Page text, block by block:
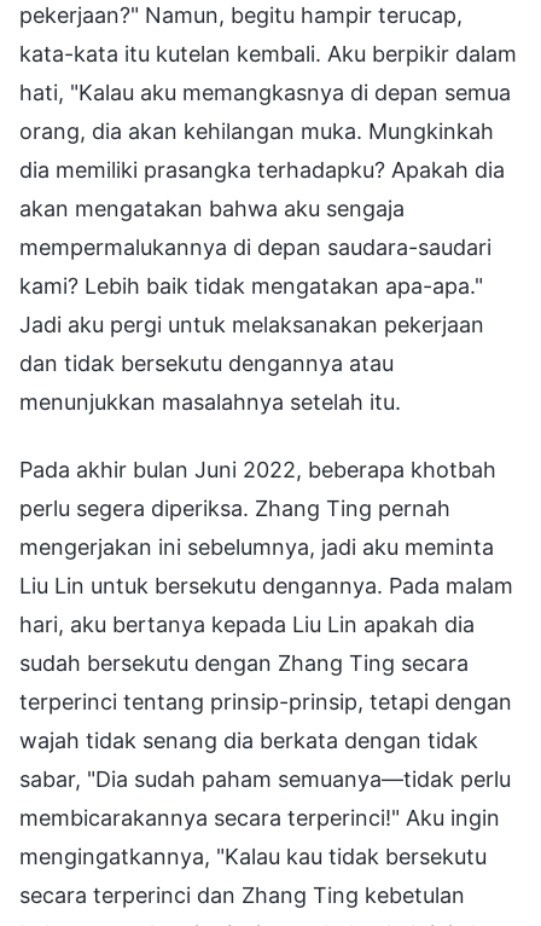
pekerjaan?" Namun, begitu hampir terucap,
kata-kata itu kutelan kembali. Aku berpikir dalam
hati, "Kalau aku memangkasnya di depan semua
orang, dia akan kehilangan muka. Mungkinkah
dia memiliki prasangka terhadapku? Apakah dia
akan mengatakan bahwa aku sengaja
mempermalukannya di depan saudara-saudari
kami? Lebih baik tidak mengatakan apa-apa."
Jadi aku pergi untuk melaksanakan pekerjaan
dan tidak bersekutu dengannya atau
menunjukkan masalahnya setelah itu.
Pada akhir bulan Juni 2022, beberapa khotbah
perlu segera diperiksa. Zhang Ting pernah
mengerjakan ini sebelumnya, jadi aku meminta
Liu Lin untuk bersekutu dengannya. Pada malam
hari, aku bertanya kepada Liu Lin apakah dia
sudah bersekutu dengan Zhang Ting secara
terperinci tentang prinsip-prinsip, tetapi dengan
wajah tidak senang dia berkata dengan tidak
sabar, "Dia sudah paham semuanya—tidak perlu
membicarakannya secara terperinci!" Aku ingin
mengingatkannya, "Kalau kau tidak bersekutu
secara terperinci dan Zhang Ting kebetulan